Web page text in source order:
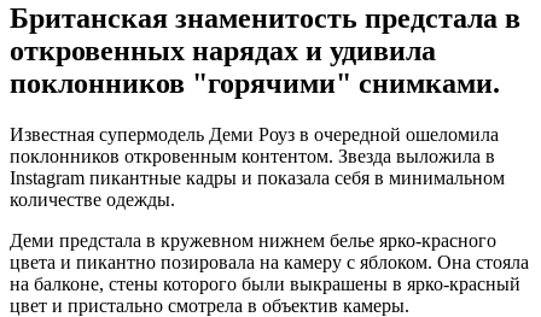
Британская знаменитость предстала в
откровенных нарядах и удивила
поклонников "горячими" снимками.
Известная супермодель Деми Роуз в очередной ошеломила
поклонников откровенным контентом. Звезда выложила в
Instagram пикантные кадры и показала себя в минимальном
количестве одежды.
Деми предстала в кружевном нижнем белье ярко-красного
цвета и пикантно позировала на камеру с яблоком. Она стояла
на балконе, стены которого были выкрашены в ярко-красный
цвет и пристально смотрела в объектив камеры.